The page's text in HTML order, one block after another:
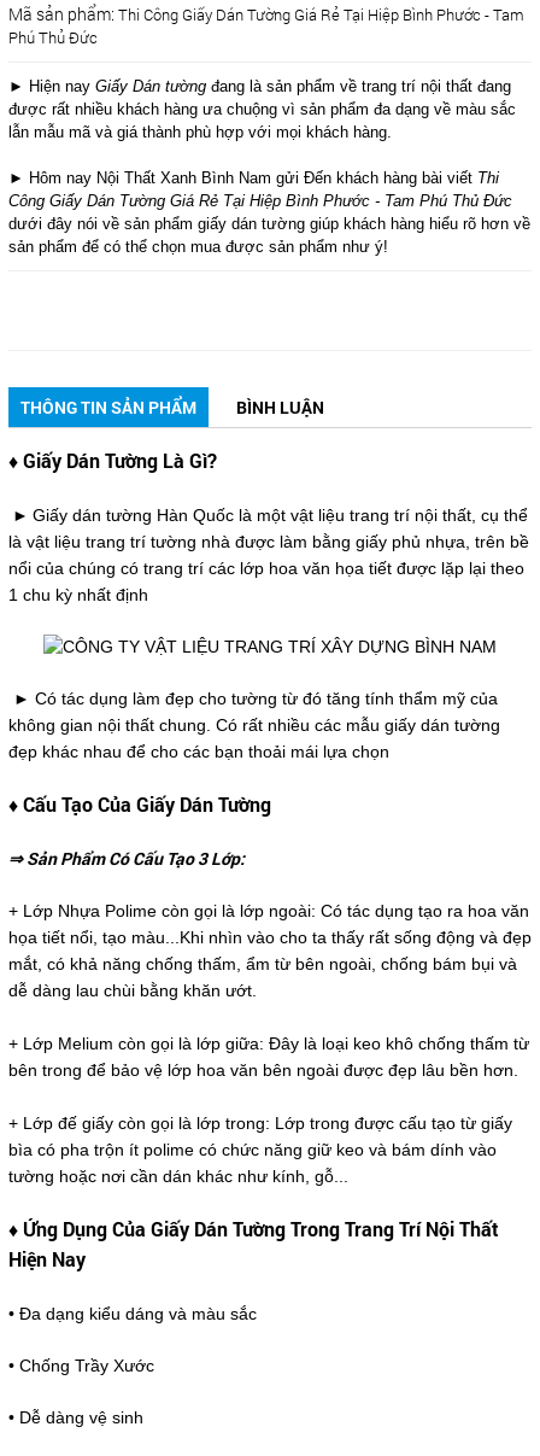
Mã sản phẩm: Thi Công Giấy Dán Tường Giá Rẻ Tại Hiệp Bình Phước - Tam
Phú Thủ Đức
► Hiện nay Giấy Dán tường đang là sản phẩm về trang trí nội thất đang
được rất nhiều khách hàng ưa chuộng vì sản phẩm đa dạng về màu sắc
lẫn mẫu mã và giá thành phù hợp với mọi khách hàng.
► Hôm nay Nội Thất Xanh Bình Nam gửi Đến khách hàng bài viết Thi
Công Giấy Dán Tường Giá Rẻ Tại Hiệp Bình Phước - Tam Phú Thủ Đức
dưới đây nói về sản phẩm giấy dán tường giúp khách hàng hiểu rõ hơn về
sản phẩm để có thể chọn mua được sản phẩm như ý!
THÔNG TIN SẢN PHẨM BÌNH LUẬN
♦ Giấy Dán Tường Là Gì?
► Giấy dán tường Hàn Quốc là một vật liệu trang trí nội thất, cụ thể
là vật liệu trang trí tường nhà được làm bằng giấy phủ nhựa, trên bề
nổi của chúng có trang trí các lớp hoa văn họa tiết được lặp lại theo
1 chu kỳ nhất định
► Có tác dụng làm đẹp cho tường từ đó tăng tính thẩm mỹ của
không gian nội thất chung. Có rất nhiều các mẫu giấy dán tường
đẹp khác nhau để cho các bạn thoải mái lựa chọn
♦ Cấu Tạo Của Giấy Dán Tường
⇒ Sản Phẩm Có Cấu Tạo 3 Lớp:
+ Lớp Nhựa Polime còn gọi là lớp ngoài: Có tác dụng tạo ra hoa văn
họa tiết nổi, tạo màu...Khi nhìn vào cho ta thấy rất sống động và đẹp
mắt, có khả năng chống thấm, ẩm từ bên ngoài, chống bám bụi và
dễ dàng lau chùi bằng khăn ướt.
+ Lớp Melium còn gọi là lớp giữa: Đây là loại keo khô chống thấm từ
bên trong để bảo vệ lớp hoa văn bên ngoài được đẹp lâu bền hơn.
+ Lớp đế giấy còn gọi là lớp trong: Lớp trong được cấu tạo từ giấy
bìa có pha trộn ít polime có chức năng giữ keo và bám dính vào
tường hoặc nơi cần dán khác như kính, gỗ...
♦ Ứng Dụng Của Giấy Dán Tường Trong Trang Trí Nội Thất
Hiện Nay
• Đa dạng kiểu dáng và màu sắc
• Chống Trầy Xước
• Dễ dàng vệ sinh